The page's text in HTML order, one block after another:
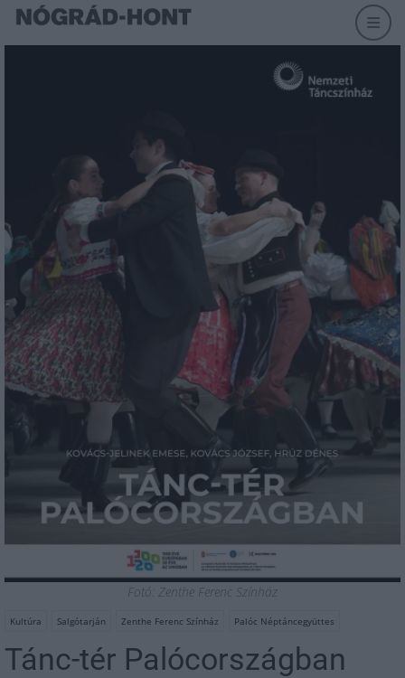
Fotó: Zenthe Ferenc Színház
Kultúra Salgótarján Zenthe Ferenc Színház Palóc Néptáncegyüttes
Tánc-tér Palócországban